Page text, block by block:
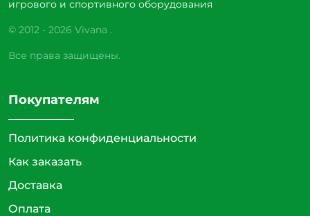
игрового и спортивного оборудования
© 2012 - 2026 Vivana .
Все права защищены.
Покупателям
Политика конфиденциальности
Как заказать
Доставка
Оплата